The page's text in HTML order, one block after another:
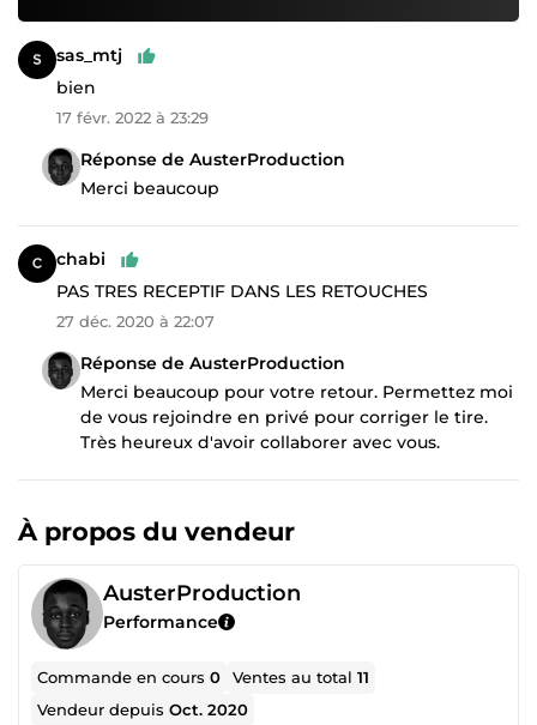
sas_mtj
bien
17 févr. 2022 à 23:29
Réponse de AusterProduction
Merci beaucoup
chabi
PAS TRES RECEPTIF DANS LES RETOUCHES
27 déc. 2020 à 22:07
Réponse de AusterProduction
Merci beaucoup pour votre retour. Permettez moi
de vous rejoindre en privé pour corriger le tire.
Très heureux d'avoir collaborer avec vous.
À propos du vendeur
AusterProduction
Performance
Commande en cours0 Ventes au total11
Vendeur depuisOct. 2020